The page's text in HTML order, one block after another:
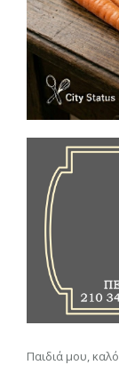
Παιδιά μου,